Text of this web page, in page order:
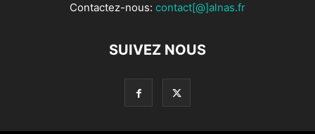
Contactez-nous: contact[@]alnas.fr
SUIVEZ NOUS